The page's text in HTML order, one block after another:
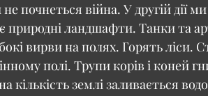
не почнеться війна. У другій дії
ландшафти. Танки та
вирви на полях. Горять ліси.
полі. Трупи корів і коней
кількість землі заливається